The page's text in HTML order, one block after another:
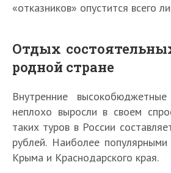
«отказников» опустится всего
Отдых
родной стране
Внутренние
неплохо выросли в своем
таких туров в России
рублей. Наиболее
Крыма и Краснодарского края.